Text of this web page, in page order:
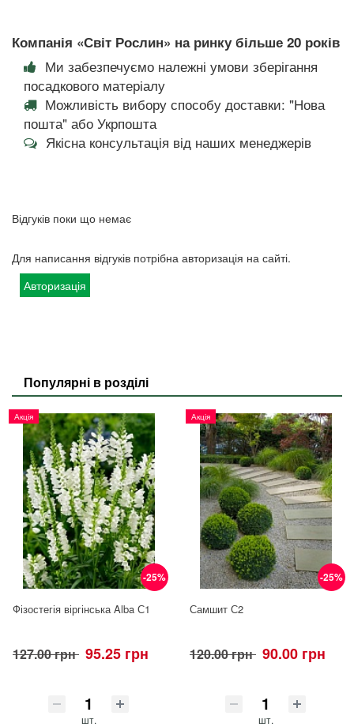
Компанія «Світ Рослин» на ринку більше 20 років
Ми забезпечуємо належні умови зберігання
посадкового матеріалу
Можливість вибору способу доставки: "Нова
пошта" або Укрпошта
Якісна консультація від наших менеджерів
Відгуків поки що немає
Для написання відгуків потрібна авторизація на сайті.
Авторизація
Популярні в розділі
-25%
Акція
Фізостегія віргінська Alba С1
127.00 грн 95.25 грн
шт.
-25%
Акція
Самшит С2
120.00 грн 90.00 грн
шт.